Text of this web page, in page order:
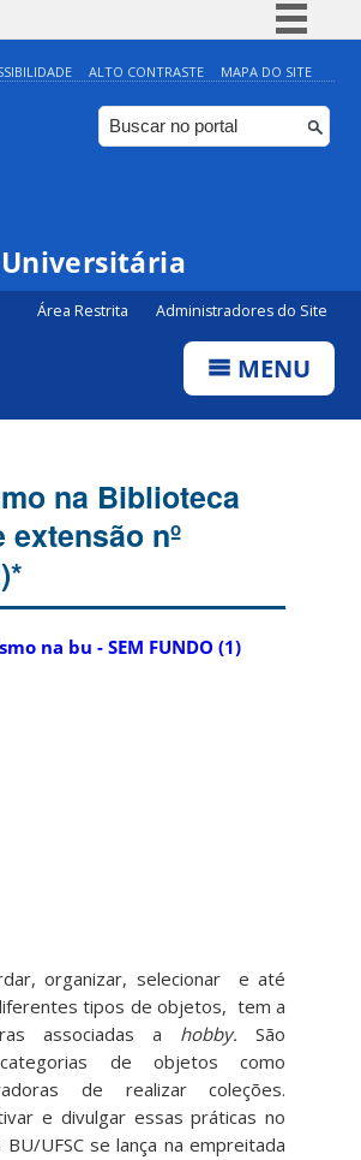
Simplifique!
Comunica BR
Participe
Canais
ALTO CONTRASTE MAPA DO SITE
Área Restrita Administradores do Site
MENU
na Biblioteca
extensão nº
organizar, selecionar e até
tipos de objetos, tem a
associadas a hobby.São
de objetos como
de realizar coleções.
e divulgar essas práticas no
UFSC se lança na empreitada